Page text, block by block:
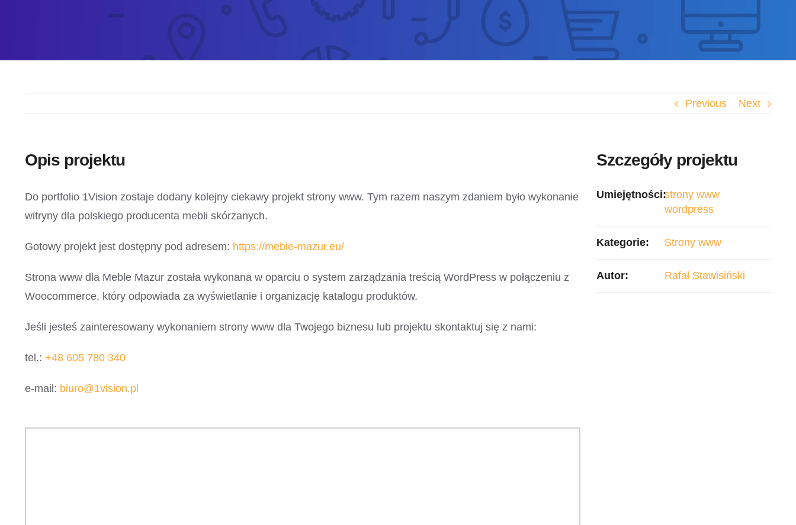
Previous Next
Opis projektu
Do portfolio 1Vision zostaje dodany kolejny ciekawy projekt strony www. Tym razem naszym zdaniem było wykonanie
witryny dla polskiego producenta mebli skórzanych.
Gotowy projekt jest dostępny pod adresem: https://meble-mazur.eu/
Strona www dla Meble Mazur została wykonana w oparciu o system zarządzania treścią WordPress w połączeniu z
Woocommerce, który odpowiada za wyświetlanie i organizację katalogu produktów.
Jeśli jesteś zainteresowany wykonaniem strony www dla Twojego biznesu lub projektu skontaktuj się z nami:
tel.: +48 605 780 340
e-mail: biuro@1vision.pl
Szczegóły projektu
Umiejętności:strony www
wordpress
Kategorie: Strony www
Autor: Rafał Stawisiński